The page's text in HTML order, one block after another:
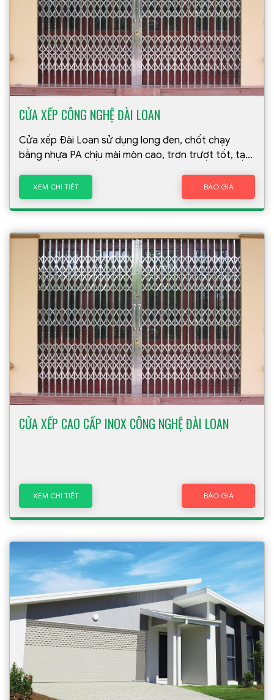
CỬA XẾP CÔNG NGHỆ ĐÀI LOAN
Cửa xếp Đài Loan sử dụng long đen, chốt chạy
bằng nhựa PA chịu mài mòn cao, trơn trượt tốt, tạo
XEM CHI TIẾT BÁO GIÁ
CỬA XẾP CAO CẤP INOX CÔNG NGHỆ ĐÀI LOAN
XEM CHI TIẾT BÁO GIÁ